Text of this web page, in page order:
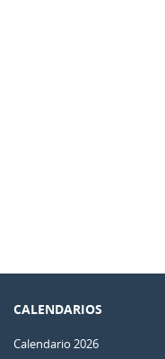
CALENDARIOS
Calendario 2026